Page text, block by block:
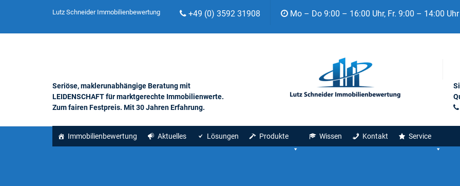
Lutz Schneider Immobilienbewertung +49 (0) 3592 31908 Mo – Do 9:00 – 16:00 Uhr, Fr. 9:00 – 14:00 Uhr
Seriöse, maklerunabhängige Beratung mit
LEIDENSCHAFT für marktgerechte Immobilienwerte.
Zum fairen Festpreis. Mit 30 Jahren Erfahrung.
Immobilienbewertung Aktuelles Lösungen Produkte Wissen Kontakt Service